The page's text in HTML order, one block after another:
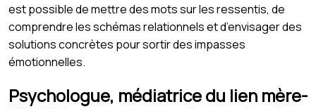
est possible de mettre des mots sur les ressentis, de
comprendre les schémas relationnels et d’envisager des
solutions concrètes pour sortir des impasses
émotionnelles.
Psychologue, médiatrice du lien mère-